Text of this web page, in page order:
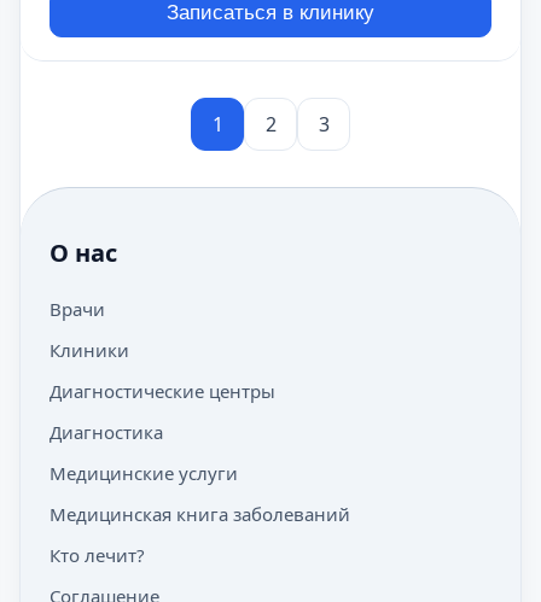
Записаться в клинику
1 2 3
О нас
Врачи
Клиники
Диагностические центры
Диагностика
Медицинские услуги
Медицинская книга заболеваний
Кто лечит?
Соглашение